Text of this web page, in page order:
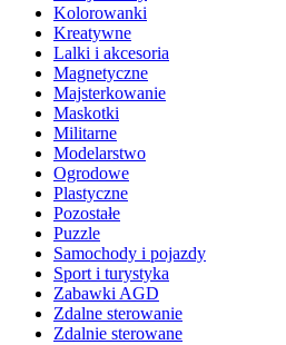
Kolorowanki
Kreatywne
Lalki i akcesoria
Magnetyczne
Majsterkowanie
Maskotki
Militarne
Modelarstwo
Ogrodowe
Plastyczne
Pozostałe
Puzzle
Samochody i pojazdy
Sport i turystyka
Zabawki AGD
Zdalne sterowanie
Zdalnie sterowane